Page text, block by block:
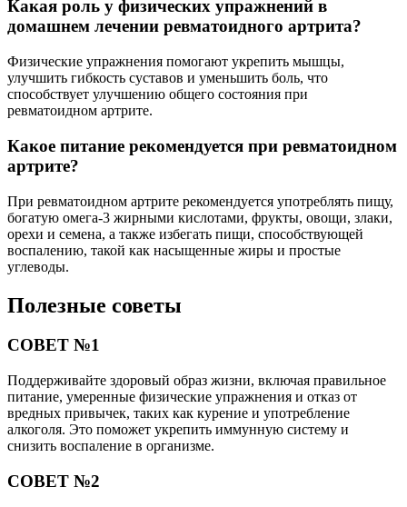
Какая роль у физических упражнений в
домашнем лечении ревматоидного артрита?
Физические упражнения помогают укрепить мышцы,
улучшить гибкость суставов и уменьшить боль, что
способствует улучшению общего состояния при
ревматоидном артрите.
Какое питание рекомендуется при ревматоидном
артрите?
При ревматоидном артрите рекомендуется употреблять пищу,
богатую омега-3 жирными кислотами, фрукты, овощи, злаки,
орехи и семена, а также избегать пищи, способствующей
воспалению, такой как насыщенные жиры и простые
углеводы.
Полезные советы
СОВЕТ №1
Поддерживайте здоровый образ жизни, включая правильное
питание, умеренные физические упражнения и отказ от
вредных привычек, таких как курение и употребление
алкоголя. Это поможет укрепить иммунную систему и
снизить воспаление в организме.
СОВЕТ №2